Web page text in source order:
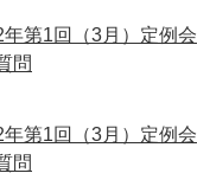
年第1回（3月）定例会
問
年第1回（3月）定例会
問